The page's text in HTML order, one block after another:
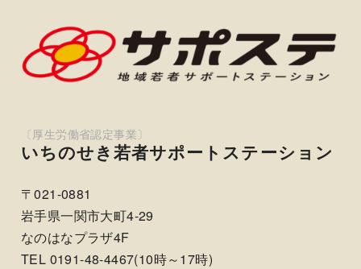
いちのせき若者サポートステーション
〒021-0881
岩手県一関市大町4-29
なのはなプラザ4F
TEL 0191-48-4467(10時～17時)